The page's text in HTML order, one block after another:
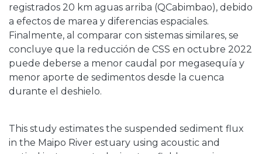
registrados 20 km aguas arriba (QCabimbao), debido
a efectos de marea y diferencias espaciales.
Finalmente, al comparar con sistemas similares, se
concluye que la reducción de CSS en octubre 2022
puede deberse a menor caudal por megasequía y
menor aporte de sedimentos desde la cuenca
durante el deshielo.
This study estimates the suspended sediment flux
in the Maipo River estuary using acoustic and